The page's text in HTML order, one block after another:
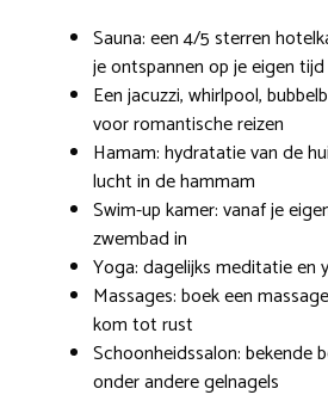
Sauna: een 4/5 sterren
je ontspannen op je eigen tijd
Een jacuzzi, whirlpool,
voor romantische reizen
Hamam: hydratatie van de
lucht in de hammam
Swim-up kamer: vanaf je
zwembad in
Yoga: dagelijks meditatie en
Massages: boek een
kom tot rust
Schoonheidssalon: bekende
onder andere gelnagels